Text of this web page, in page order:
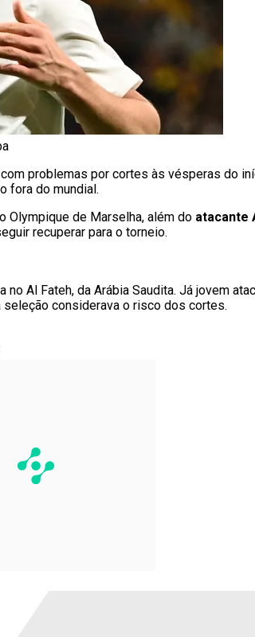
problemas por cortes às vésperas do
fora do mundial.
Olympique de Marselha, além do atacante
recuperar para o torneio.
no Al Fateh, da Arábia Saudita. Já jovem
seleção considerava o risco dos cortes.